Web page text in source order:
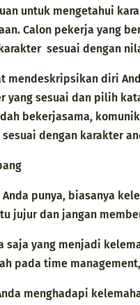
untuk mengetahui
Calon pekerja yang
sesuai dengan
mendeskripsikan diri
yang sesuai dan pilih
bekerjasama,
dengan karakter
punya, biasanya
jujur dan jangan
saja yang menjadi
pada time
menghadapi